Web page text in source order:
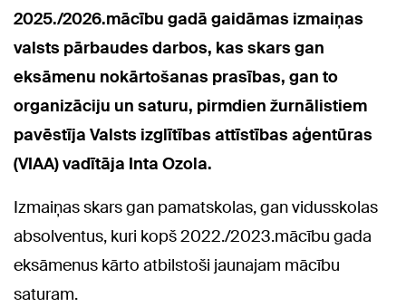
2025./2026.mācību gadā gaidāmas izmaiņas
valsts pārbaudes darbos, kas skars gan
eksāmenu nokārtošanas prasības, gan to
organizāciju un saturu, pirmdien žurnālistiem
pavēstīja Valsts izglītības attīstības aģentūras
(VIAA) vadītāja Inta Ozola.
Izmaiņas skars gan pamatskolas, gan vidusskolas
absolventus, kuri kopš 2022./2023.mācību gada
eksāmenus kārto atbilstoši jaunajam mācību
saturam.